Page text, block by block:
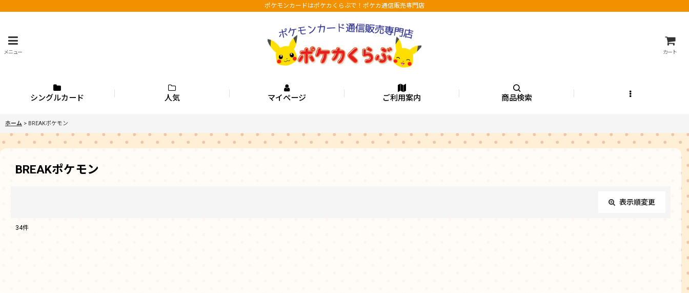
ポケモンカードはポケカくらぶで！ポケカ通信販売専門店
メニュー カート
シングルカード 人気 マイページ ご利用案内 商品検索
ホーム > BREAKポケモン
BREAKポケモン
表示順変更
34件